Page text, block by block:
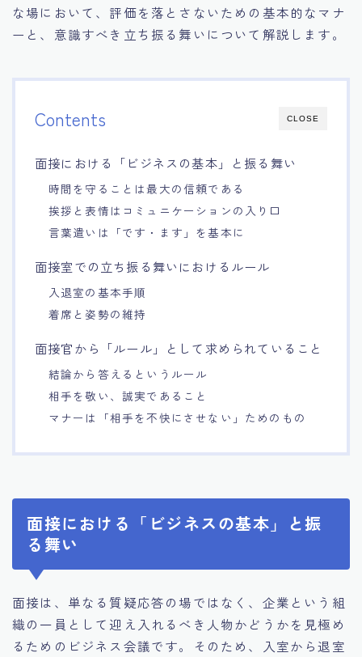
18.転職後の職場に適応するためのヒント
な場において、評価を落とさないための基本的なマナ
ーと、意識すべき立ち振る舞いについて解説します。
CLOSE
Contents
面接における「ビジネスの基本」と振る舞い
時間を守ることは最大の信頼である
挨拶と表情はコミュニケーションの入り口
言葉遣いは「です・ます」を基本に
面接室での立ち振る舞いにおけるルール
入退室の基本手順
着席と姿勢の維持
面接官から「ルール」として求められていること
結論から答えるというルール
相手を敬い、誠実であること
マナーは「相手を不快にさせない」ためのもの
面接における「ビジネスの基本」と振
る舞い
面接は、単なる質疑応答の場ではなく、企業という組
織の一員として迎え入れるべき人物かどうかを見極め
るためのビジネス会議です。そのため、入室から退室